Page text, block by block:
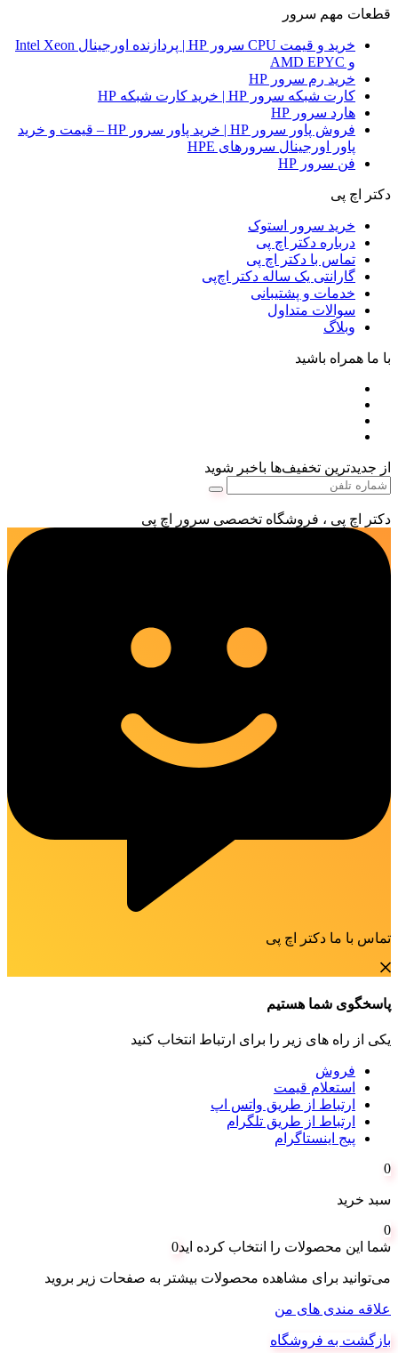
قطعات مهم سرور
خرید و قیمت CPU سرور HP | پردازنده اورجینال Intel Xeon
و AMD EPYC
خرید رم سرور HP
کارت شبکه سرور HP | خرید کارت شبکه HP
هارد سرور HP
فروش پاور سرور HP | خرید پاور سرور HP – قیمت و خرید
پاور اورجینال سرورهای HPE
فن سرور HP
دکتر اچ پی
خرید سرور استوک
درباره دکتر اچ پی
تماس با دکتر اچ پی
گارانتی یک ساله دکتر اچ‌پی
خدمات و پشتیبانی
سوالات متداول
وبلاگ
با ما همراه باشید
از جدیدترین تخفیف‌ها باخبر شوید
دکتر اچ پی ، فروشگاه تخصصی سرور اچ پی
تماس با ما دکتر اچ پی
پاسخگوی شما هستیم
یکی از راه های زیر را برای ارتباط انتخاب کنید
فروش
استعلام قیمت
ارتباط از طریق واتس اپ
ارتباط از طریق تلگرام
پیج اینستاگرام
0
سبد خرید
0
شما این محصولات را انتخاب کرده اید0
می‌توانید برای مشاهده محصولات بیشتر به صفحات زیر بروید
علاقه مندی های من
بازگشت به فروشگاه